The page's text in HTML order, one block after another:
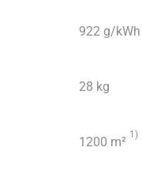
922 g/kWh
28 kg
1200 m²
1)